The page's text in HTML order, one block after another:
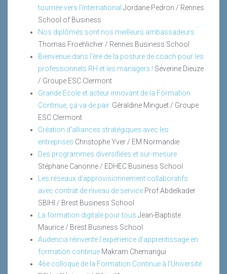
tournée vers l'international Jordane Pedron / Rennes
School of Business
Nos diplômés sont nos meilleurs ambassadeurs
Thomas Froehlicher / Rennes Business School
Bienvenue dans l'ère de la posture de coach pour les
professionnels RH et les managers ! Séverine Dieuze
/ Groupe ESC Clermont
Grande Ecole et acteur innovant de la Formation
Continue, ça va de pair. Géraldine Minguet / Groupe
ESC Clermont
Création d'alliances stratégiques avec les
entreprises Christophe Yver / EM Normandie
Des programmes diversifiées et sur-mesure
Stéphane Canonne / EDHEC Business School
Les réseaux d'approvisionnement collaboratifs
avec contrat de niveau de service Prof.Abdelkader
SBIHI / Brest Business School
La formation digitale pour tous Jean-Baptiste
Maurice / Brest Business School
Audencia réinvente l'expérience d'apprentissage en
formation continue Makram Chemangui
46e colloque de la Formation Continue à l'Université